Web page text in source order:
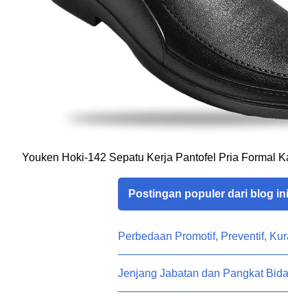
Youken Hoki-142 Sepatu Kerja Pantofel Pria Formal
Postingan populer dari blog ini
Perbedaan Promotif, Preventif,
Jenjang Jabatan dan Pangkat